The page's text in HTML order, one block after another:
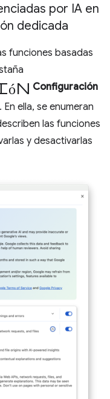
por IA en
dedicada
funciones basadas
Configuración
. En ella, se enumeran
las funciones
y desactivarlas